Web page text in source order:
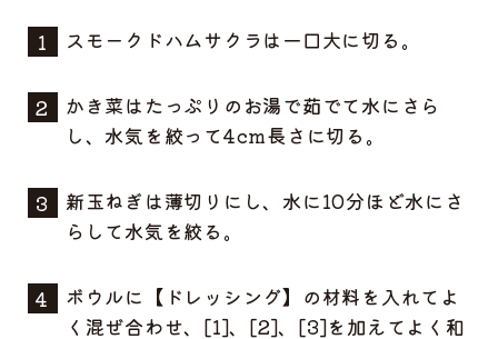
スモークドハムサクラは一口大に切る。
かき菜はたっぷりのお湯で茹でて水にさら
し、水気を絞って4cm長さに切る。
新玉ねぎは薄切りにし、水に10分ほど水にさ
らして水気を絞る。
ボウルに【ドレッシング】の材料を入れてよ
く混ぜ合わせ、[1]、[2]、[3]を加えてよく和